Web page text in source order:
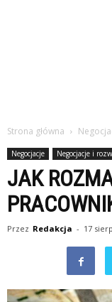
Strona główna
Negocjacje Negocjacje i
JAK
Przez Redakcja - 17